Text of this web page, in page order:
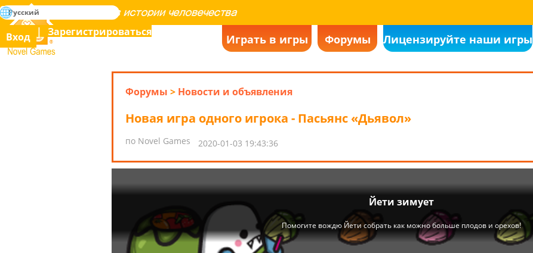
Novel Games
Освоение всех игр в истории человечества
поиск
Играть в игры Форумы Лицензируйте наши игры
Вход Зарегистрироваться
Русский
Форумы > Новости и объявления
Новая игра одного игрока - Пасьянс «Дьявол»
по Novel Games 2020-01-03 19:43:36